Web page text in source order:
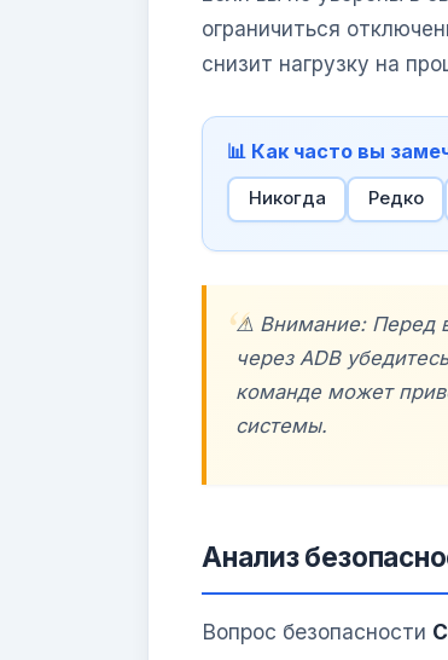
ограничиться
снизит нагрузку на
📊 Как часто вы
Никогда Редко
⚠️ Внимание: Перед
через ADB
команде может
системы.
Анализ
Вопрос безопасности